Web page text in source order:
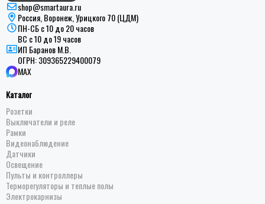
shop@smartaura.ru
Россия, Воронеж, Урицкого 70 (ЦДМ)
ПН-СБ с 10 до 20 часов
ВС с 10 до 19 часов
ИП Баранов М.В.
ОГРН:309365229400079
MAX
Каталог
Розетки
Выключатели и реле
Рамки
Видеонаблюдение
Датчики
Освещение
Пульты и контроллеры
Терморегуляторы и теплые полы
Электрокарнизы